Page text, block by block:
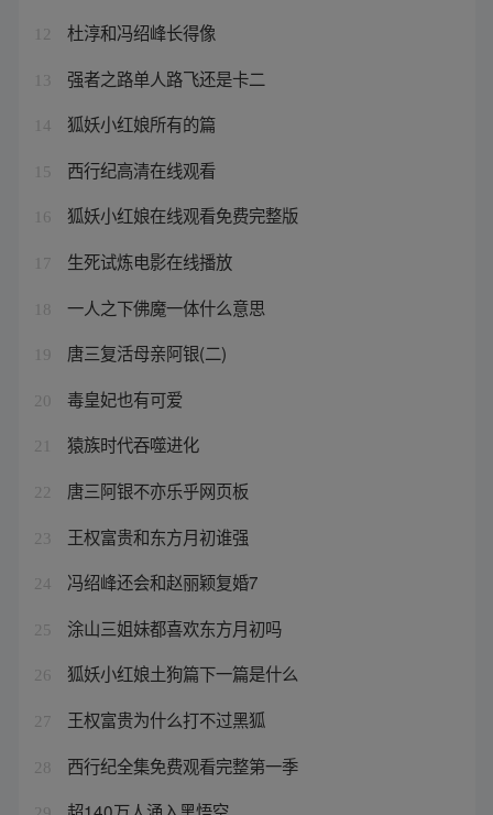
12 杜淳和冯绍峰长得像
13 强者之路单人路飞还是卡二
14 狐妖小红娘所有的篇
15 西行纪高清在线观看
16 狐妖小红娘在线观看免费完整版
17 生死试炼电影在线播放
18 一人之下佛魔一体什么意思
19 唐三复活母亲阿银(二)
20 毒皇妃也有可爱
21 猿族时代吞噬进化
22 唐三阿银不亦乐乎网页板
23 王权富贵和东方月初谁强
24 冯绍峰还会和赵丽颖复婚7
25 涂山三姐妹都喜欢东方月初吗
26 狐妖小红娘土狗篇下一篇是什么
27 王权富贵为什么打不过黑狐
28 西行纪全集免费观看完整第一季